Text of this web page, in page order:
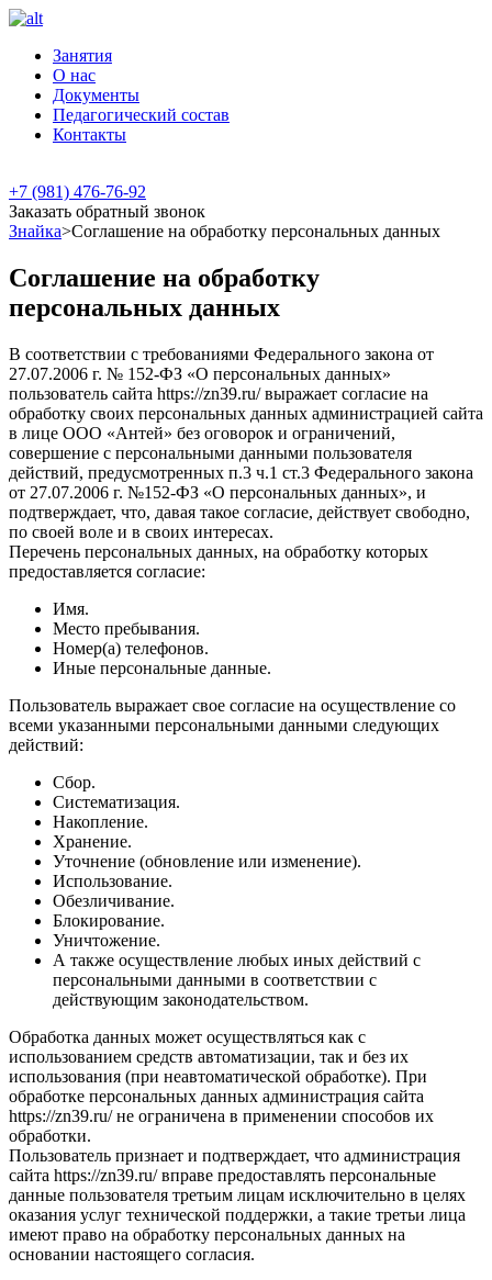
Занятия
О нас
Документы
Педагогический состав
Контакты
+7 (981) 476-76-92
Заказать обратный звонок
Знайка>Соглашение на обработку персональных данных
Соглашение на обработку
персональных данных
В соответствии с требованиями Федерального закона от
27.07.2006 г. № 152-ФЗ «О персональных данных»
пользователь сайта https://zn39.ru/ выражает согласие на
обработку своих персональных данных администрацией сайта
в лице ООО «Антей» без оговорок и ограничений,
совершение с персональными данными пользователя
действий, предусмотренных п.3 ч.1 ст.3 Федерального закона
от 27.07.2006 г. №152-ФЗ «О персональных данных», и
подтверждает, что, давая такое согласие, действует свободно,
по своей воле и в своих интересах.
Перечень персональных данных, на обработку которых
предоставляется согласие:
Имя.
Место пребывания.
Номер(а) телефонов.
Иные персональные данные.
Пользователь выражает свое согласие на осуществление со
всеми указанными персональными данными следующих
действий:
Сбор.
Систематизация.
Накопление.
Хранение.
Уточнение (обновление или изменение).
Использование.
Обезличивание.
Блокирование.
Уничтожение.
А также осуществление любых иных действий с
персональными данными в соответствии с
действующим законодательством.
Обработка данных может осуществляться как с
использованием средств автоматизации, так и без их
использования (при неавтоматической обработке). При
обработке персональных данных администрация сайта
https://zn39.ru/ не ограничена в применении способов их
обработки.
Пользователь признает и подтверждает, что администрация
сайта https://zn39.ru/ вправе предоставлять персональные
данные пользователя третьим лицам исключительно в целях
оказания услуг технической поддержки, а такие третьи лица
имеют право на обработку персональных данных на
основании настоящего согласия.